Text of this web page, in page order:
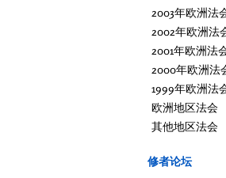
2003年欧洲法
2002年欧洲法
2001年欧洲法
2000年欧洲法
1999年欧洲法
欧洲地区法会
其他地区法会
修者论坛